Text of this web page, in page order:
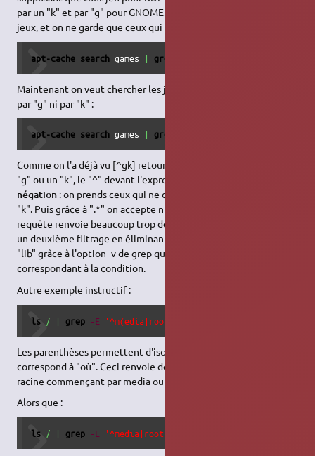
par un "k" et par "g" pour GNOME. Pour cela on cherche tous les
jeux, et on ne garde que ceux qui commencent par "k" ou "g" :
apt-cache search games | grep
Maintenant on veut chercher les jeux qui ne commencent ni
par "g" ni par "k" :
apt-cache search games | grep
Comme on l'a déjà vu [^gk] retourne ce qui commence par un
"g" ou un "k", le "^" devant l'expression
négation : on prends ceux qui ne commencent ni par "g" ni par
"k". Puis grâce à ".*" on accepte n'importe quelle fin. Mais cette
requête renvoie beaucoup trop de résultats, on effectue donc
un deuxième filtrage en éliminant ceux qui commencent par
"lib" grâce à l'option -v de grep qui enlève les lignes
correspondant à la condition.
Autre exemple instructif :
ls / | grep -E '^m(edia|root)'
Les parenthèses permettent d'isoler un regroupement, et le |
correspond à "où". Ceci renvoie donc les fichiers/dossiers à la
racine commençant par media ou mroot.
Alors que :
ls / | grep -E '^media|root'